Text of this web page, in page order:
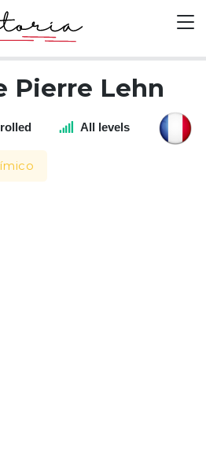
Pierre Lehn
All levels